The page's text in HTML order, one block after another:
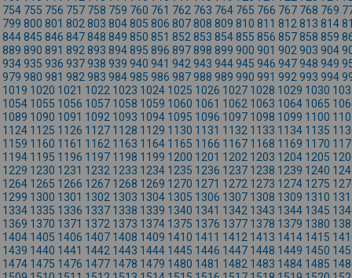
754 755 756 757 758 759 760 761 762 763 764 765 766 767 768 769
799 800 801 802 803 804805 806 807808 809 810 811 812 813 814
844845 846 847848 849 850 851 852 853 854855 856 857858 859
889 890 891 892 893 894895 896 897898 899 900 901 902 903 904
934935 936 937938 939 940 941 942 943 944945 946 947948 949
979 980 981 982 983 984985 986 987988 989 990 991 992 993 994
1019 1020 1021 1022 1023 1024 1025 1026 1027 1028 1029 1030
1054 1055 1056 1057 1058 1059 1060 1061 1062 1063 1064 1065
1089 1090 1091 1092 1093 1094 1095 1096 1097 1098 1099 1100
1124 1125 1126 1127 1128 1129 1130 1131 1132 1133 1134 1135
1159 1160 1161 1162 1163 1164 1165 1166 1167 1168 1169 1170
1194 1195 1196 1197 1198 1199 1200 1201 1202 1203 1204 1205
1229 1230 1231 1232 1233 1234 1235 1236 1237 1238 1239 1240
1264 1265 1266 1267 1268 1269 1270 1271 1272 1273 1274 1275
1299 1300 1301 1302 1303 1304 1305 1306 1307 1308 1309 1310
1334 1335 1336 1337 1338 1339 1340 1341 1342 1343 1344 1345
1369 1370 1371 1372 1373 1374 1375 1376 1377 1378 1379 1380
1404 1405 1406 1407 1408 1409 1410 1411 1412 1413 1414 1415
1439 1440 1441 1442 1443 1444 1445 1446 1447 1448 1449 1450
1474 1475 1476 1477 1478 1479 1480 1481 1482 1483 1484 1485